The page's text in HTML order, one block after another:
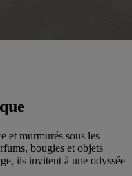
et murmurés sous les
bougies et objets
ils invitent à une odyssée